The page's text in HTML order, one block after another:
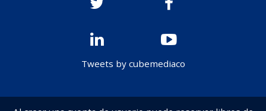
Tweets by cubemediaco